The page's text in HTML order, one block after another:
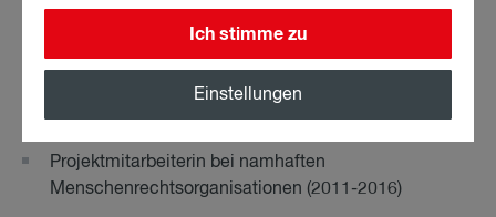
Haag (2014-2016)
Gerichtspraxis im Sprengel des OLG Wien (2016)
Wissenschaftliche Mitarbeiterin an der Universität
Graz (2011-2012)
Projektmitarbeiterin bei namhaften
Menschenrechtsorganisationen (2011-2016)
Ich stimme zu
Einstellungen